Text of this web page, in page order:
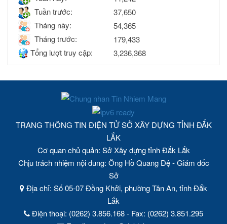
Tuần trước:
37,650
Tháng này:
54,365
Tháng trước:
179,433
Tổng lượt truy cập:
3,236,368
TRANG THÔNG TIN ĐIỆN TỬ SỞ XÂY DỰNG TỈNH ĐẮK
LẮK
Cơ quan chủ quản: Sở Xây dựng tỉnh Đắk Lắk
Chịu trách nhiệm nội dung: Ông Hồ Quang Đệ - Giám đốc
Sở
Địa chỉ: Số 05-07 Đồng Khởi, phường Tân An, tỉnh Đắk
Lắk
Điện thoại: (0262) 3.856.168 - Fax: (0262) 3.851.295